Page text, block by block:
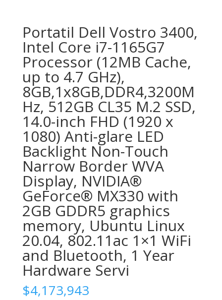
Portatil Dell Vostro 3400,
Intel Core i7-1165G7
Processor (12MB Cache,
up to 4.7 GHz),
8GB,1x8GB,DDR4,3200M
Hz, 512GB CL35 M.2 SSD,
14.0-inch FHD (1920 x
1080) Anti-glare LED
Backlight Non-Touch
Narrow Border WVA
Display, NVIDIA®
GeForce® MX330 with
2GB GDDR5 graphics
memory, Ubuntu Linux
20.04, 802.11ac 1×1 WiFi
and Bluetooth, 1 Year
Hardware Servi
$4,173,943